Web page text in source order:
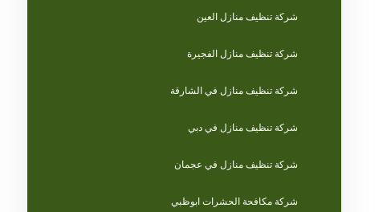
شركة تنظيف منازل العين
شركة تنظيف منازل الفجيرة
شركة تنظيف منازل في الشارقة
شركة تنظيف منازل في دبي
شركة تنظيف منازل في عجمان
شركة مكافحة الحشرات ابوظبي